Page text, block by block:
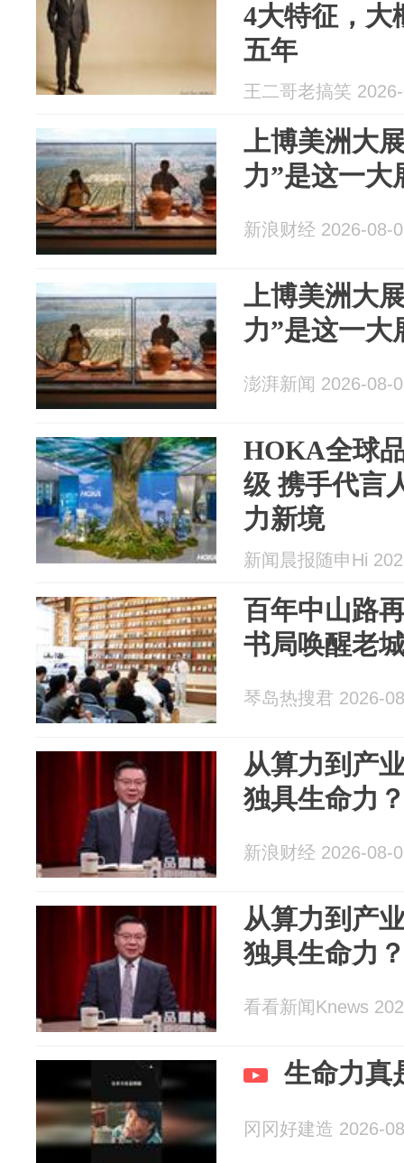
4大特征，大
五年
王二哥老搞笑
上博美洲大
力”是这一大
新浪财经 2026-08-
上博美洲大
力”是这一大
澎湃新闻 2026-08-
HOKA全球
级 携手代言
力新境
新闻晨报随申Hi
百年中山路
书局唤醒老
琴岛热搜君 2026-
从算力到产
独具生命力
新浪财经 2026-08-
从算力到产
独具生命力
看看新闻Knews
生命力真
冈冈好建造 2026-